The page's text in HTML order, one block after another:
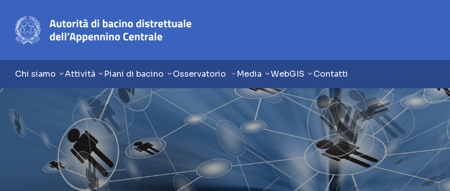
Chi siamo Attività Piani di bacino Osservatorio Media WebGIS Contatti